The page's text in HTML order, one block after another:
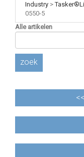
Industry >
0550-5
Alle artikelen
zoek
<<